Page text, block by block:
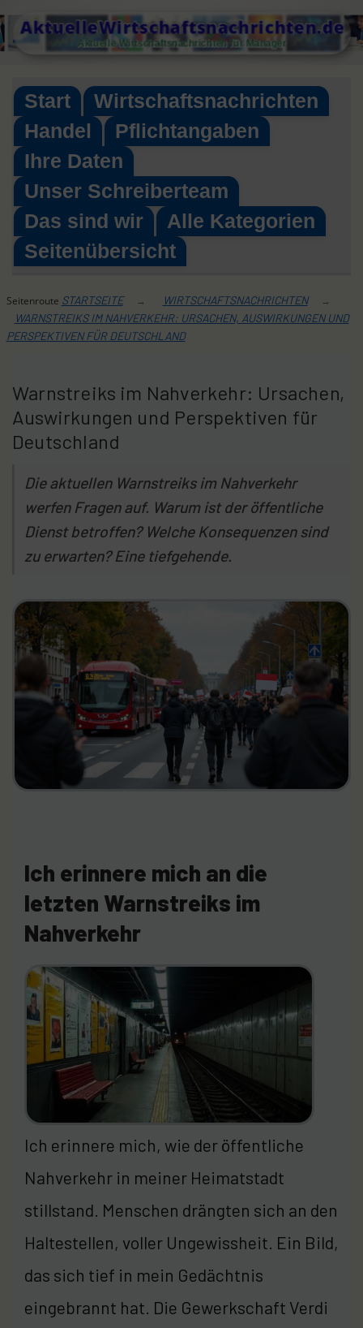
Skip
to AktuelleWirtschaftsnachrichten.de
Aktuelle Wirtschaftsnachrichten für Manager
Start
Wirtschaftsnachrichten
Handel
Pflichtangaben
Ihre Daten
Unser Schreiberteam
Das sind wir
Alle Kategorien
Seitenübersicht
Seitenroute STARTSEITE → WIRTSCHAFTSNACHRICHTEN →
WARNSTREIKS IM NAHVERKEHR: URSACHEN, AUSWIRKUNGEN UND
PERSPEKTIVEN FÜR DEUTSCHLAND
Warnstreiks im Nahverkehr: Ursachen,
Auswirkungen und Perspektiven für
Deutschland
Die aktuellen Warnstreiks im Nahverkehr
werfen Fragen auf. Warum ist der öffentliche
Dienst betroffen? Welche Konsequenzen sind
zu erwarten? Eine tiefgehende.
Ich erinnere mich an die
letzten Warnstreiks im
Nahverkehr
Ich erinnere mich, wie der öffentliche
Nahverkehr in meiner Heimatstadt
stillstand. Menschen drängten sich an den
Haltestellen, voller Ungewissheit. Ein Bild,
das sich tief in mein Gedächtnis
eingebrannt hat. Die Gewerkschaft Verdi